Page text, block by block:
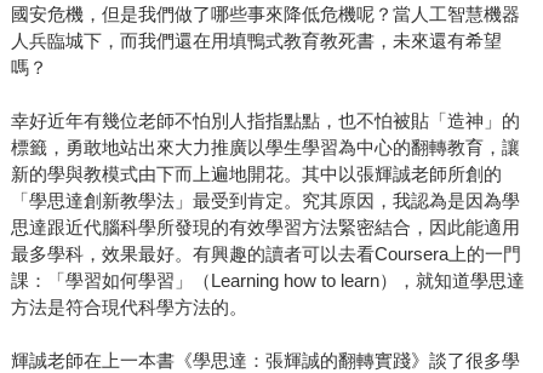
國安危機，但是我們做了哪些事來降低危機呢？當人工智慧機器
人兵臨城下，而我們還在用填鴨式教育教死書，未來還有希望
嗎？
幸好近年有幾位老師不怕別人指指點點，也不怕被貼「造神」的
標籤，勇敢地站出來大力推廣以學生學習為中心的翻轉教育，讓
新的學與教模式由下而上遍地開花。其中以張輝誠老師所創的
「學思達創新教學法」最受到肯定。究其原因，我認為是因為學
思達跟近代腦科學所發現的有效學習方法緊密結合，因此能適用
最多學科，效果最好。有興趣的讀者可以去看Coursera上的一門
課：「學習如何學習」（Learning how to learn），就知道學思達
方法是符合現代科學方法的。
輝誠老師在上一本書《學思達：張輝誠的翻轉實踐》談了很多學